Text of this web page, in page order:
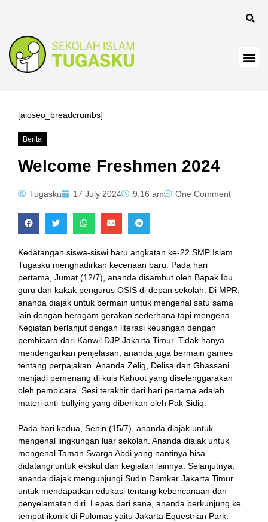
[aioseo_breadcrumbs]
Berita
Welcome Freshmen 2024
Tugasku 17 July 2024 9:16 am One Comment
Kedatangan siswa-siswi baru angkatan ke-22 SMP Islam
Tugasku menghadirkan keceriaan baru. Pada hari
pertama, Jumat (12/7), ananda disambut oleh Bapak Ibu
guru dan kakak pengurus OSIS di depan sekolah. Di MPR,
ananda diajak untuk bermain untuk mengenal satu sama
lain dengan beragam gerakan sederhana tapi mengena.
Kegiatan berlanjut dengan literasi keuangan dengan
pembicara dari Kanwil DJP Jakarta Timur. Tidak hanya
mendengarkan penjelasan, ananda juga bermain games
tentang perpajakan. Ananda Zelig, Delisa dan Ghassani
menjadi pemenang di kuis Kahoot yang diselenggarakan
oleh pembicara. Sesi terakhir dari hari pertama adalah
materi anti-bullying yang diberikan oleh Pak Sidiq.
Pada hari kedua, Senin (15/7), ananda diajak untuk
mengenal lingkungan luar sekolah. Ananda diajak untuk
mengenal Taman Svarga Abdi yang nantinya bisa
didatangi untuk ekskul dan kegiatan lainnya. Selanjutnya,
ananda diajak mengunjungi Sudin Damkar Jakarta Timur
untuk mendapatkan edukasi tentang kebencanaan dan
penyelamatan diri. Lepas dari sana, ananda berkunjung ke
tempat ikonik di Pulomas yaitu Jakarta Equestrian Park.